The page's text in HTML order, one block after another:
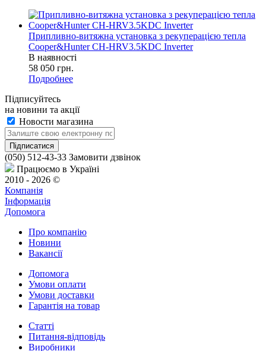
Припливно-витяжна установка з рекуперацією тепла
Cooper&Hunter CH-HRV3.5KDC Inverter
В наявності
58 050 грн.
Подробнее
Підписуйтесь
на новини та акції
Новости магазина
(050) 512-43-33 Замовити дзвінок
Працюємо в Україні
2010 - 2026 ©
Компанія
Інформація
Допомога
Про компанію
Новини
Вакансії
Допомога
Умови оплати
Умови доставки
Гарантія на товар
Статті
Питання-відповідь
Виробники